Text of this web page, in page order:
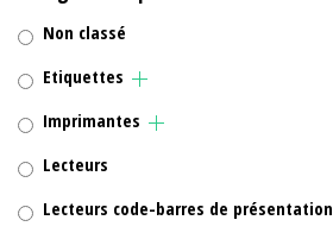
Non classé
Etiquettes
Imprimantes
Lecteurs
Lecteurs code-barres de présentation